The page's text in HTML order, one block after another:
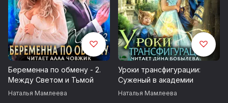
Беременна по обмену - 2.
Между Светом и Тьмой
Наталья Мамлеева
Уроки трансфигурации:
Суженый в академии
Наталья Мамлеева